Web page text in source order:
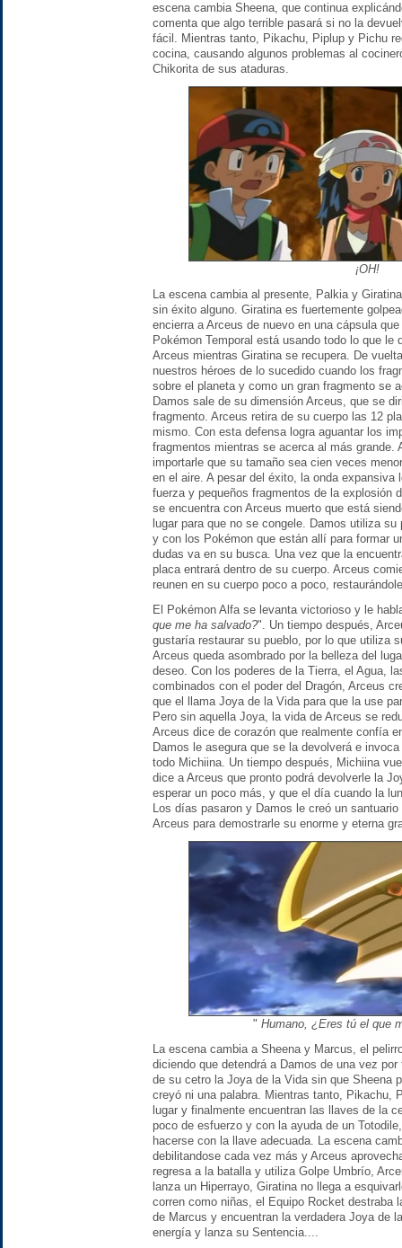
escena cambia Sheena, que continua
comenta que algo terrible pasará si no la
fácil. Mientras tanto, Pikachu, Piplup y Pichu
cocina, causando algunos problemas al
Chikorita de sus ataduras.
¡OH!
La escena cambia al presente, Palkia y
sin éxito alguno. Giratina es fuertemente
encierra a Arceus de nuevo en una cápsula
Pokémon Temporal está usando todo lo que le
Arceus mientras Giratina se recupera. De
nuestros héroes de lo sucedido cuando los
sobre el planeta y como un gran fragmento se
Damos sale de su dimensión Arceus, que se
fragmento. Arceus retira de su cuerpo las 12
mismo. Con esta defensa logra aguantar los
fragmentos mientras se acerca al más grande.
importarle que su tamaño sea cien veces
en el aire. A pesar del éxito, la onda expansiva
fuerza y pequeños fragmentos de la explosión
se encuentra con Arceus muerto que está
lugar para que no se congele. Damos utiliza
y con los Pokémon que están allí para formar
dudas va en su busca. Una vez que la
placa entrará dentro de su cuerpo. Arceus
reunen en su cuerpo poco a poco,
El Pokémon Alfa se levanta victorioso y le
que me ha salvado?". Un tiempo después,
gustaría restaurar su pueblo, por lo que utiliza
Arceus queda asombrado por la belleza del
deseo. Con los poderes de la Tierra, el Agua,
combinados con el poder del Dragón, Arceus
que el llama Joya de la Vida para que la use
Pero sin aquella Joya, la vida de Arceus se
Arceus dice de corazón que realmente confía
Damos le asegura que se la devolverá e
todo Michiina. Un tiempo después, Michiina
dice a Arceus que pronto podrá devolverle la
esperar un poco más, y que el día cuando la
Los días pasaron y Damos le creó un
Arceus para demostrarle su enorme y eterna
" Humano, ¿Eres tú el que
La escena cambia a Sheena y Marcus, el
diciendo que detendrá a Damos de una vez
de su cetro la Joya de la Vida sin que Sheena
creyó ni una palabra. Mientras tanto, Pikachu,
lugar y finalmente encuentran las llaves de la
poco de esfuerzo y con la ayuda de un
hacerse con la llave adecuada. La escena
debilitandose cada vez más y Arceus
regresa a la batalla y utiliza Golpe Umbrío,
lanza un Hiperrayo, Giratina no llega a
corren como niñas, el Equipo Rocket destraba
de Marcus y encuentran la verdadera Joya de
energía y lanza su Sentencia....